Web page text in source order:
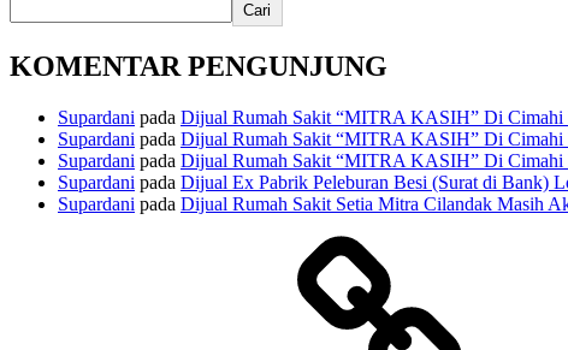
Cari
KOMENTAR PENGUNJUNG
Supardani pada Dijual Rumah Sakit “MITRA KASIH” Di Cimahi
Supardani pada Dijual Rumah Sakit “MITRA KASIH” Di Cimahi
Supardani pada Dijual Rumah Sakit “MITRA KASIH” Di Cimahi
Supardani pada Dijual Ex Pabrik Peleburan Besi (Surat di Bank)
Supardani pada Dijual Rumah Sakit Setia Mitra Cilandak Masih